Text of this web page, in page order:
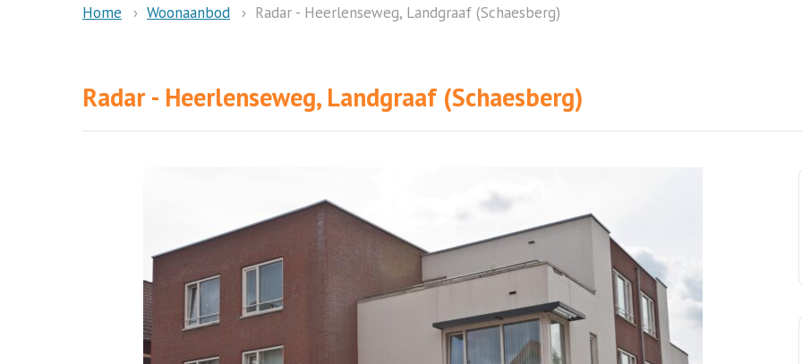
Home Woonaanbod Radar - Heerlenseweg, Landgraaf (Schaesberg)
Radar - Heerlenseweg, Landgraaf (Schaesberg)